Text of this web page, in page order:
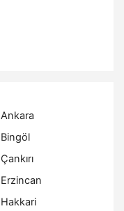
Ankara
Bingöl
Çankırı
Erzincan
Hakkari